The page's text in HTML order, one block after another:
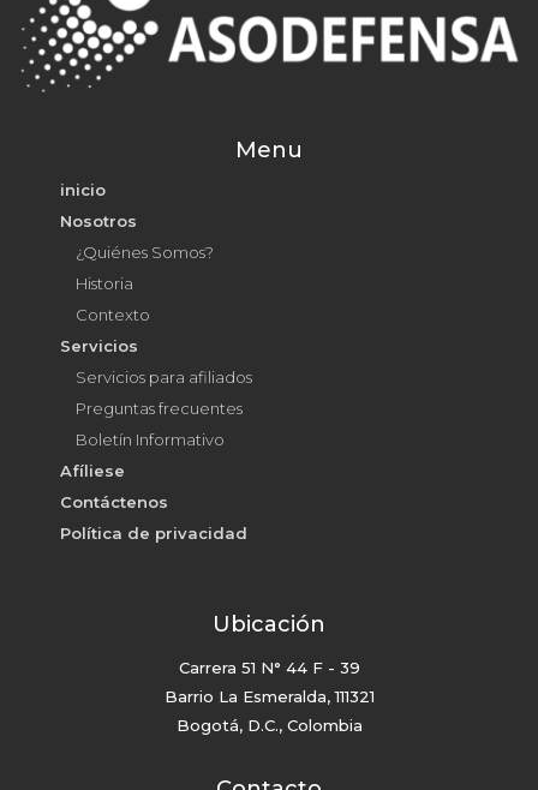
Menu
inicio
Nosotros
¿Quiénes Somos?
Historia
Contexto
Servicios
Servicios para afiliados
Preguntas frecuentes
Boletín Informativo
Afíliese
Contáctenos
Política de privacidad
Ubicación
Carrera 51 N° 44 F - 39
Barrio La Esmeralda, 111321
Bogotá, D.C., Colombia